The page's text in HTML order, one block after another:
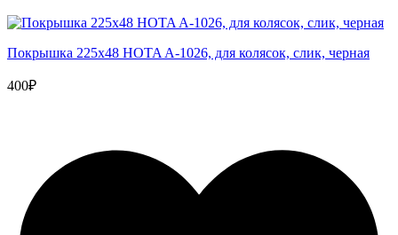
Покрышка 225x48 HOTA A-1026, для колясок, слик, черная
400₽